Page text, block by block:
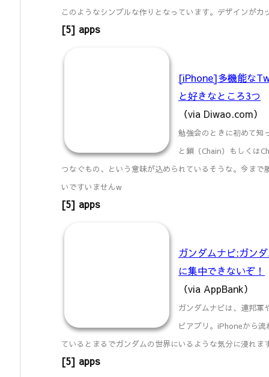
このようなシンプルな作りとなっています。デザインがカ
[5] apps
[iPhone]多機能な
と好きなところ3つ
（via Diwao.com）
勉強会のときに初めて知
と鎖（Chain）もしくは
つなぐもの、という意味が込められているそうな。今ま
いですいませんw
[5] apps
ガンダムナビ:ガン
に集中できないぞ！
（via AppBank）
ガンダムナビは、連邦軍
ビアプリ。iPhoneから
ているとまるでガンダムの世界にいるような気分に浸れま
[5] apps